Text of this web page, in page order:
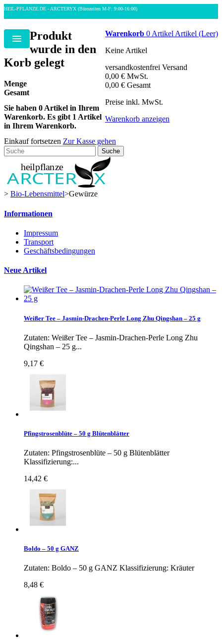
HEIL-PFLANZE.DE - ARCTERYX (Bürozeiten M-F: 9:00-16:00)
Menu
Warenkorb 0 Artikel Artikel (Leer)
Keine Artikel
versandkostenfrei Versand
0,00 € MwSt.
0,00 € Gesamt
Preise inkl. MwSt.
Warenkorb anzeigen
Produkt
wurde in den
Korb gelegt
Menge
Gesamt
Sie haben 0 Artikel in Ihrem
Warenkorb. Es gibt 1 Artikel
in Ihrem Warenkorb.
Einkauf fortsetzen Zur Kasse gehen
Suche
> Bio-Lebensmittel>Gewürze
Informationen
Impressum
Transport
Geschäftsbedingungen
Neue Artikel
Weißer Tee – Jasmin-Drachen-Perle Long Zhu Qingshan – 25 g
Zutaten: Weißer Tee – Jasmin-Drachen-Perle Long Zhu
Qingshan – 25 g...
9,17 €
Pfingstrosenblüte – 50 g Blütenblätter
Zutaten: Pfingstrosenblüte – 50 g Blütenblätter
Klassifizierung:...
14,42 €
Boldo – 50 g GANZ
Zutaten: Boldo – 50 g GANZ Klassifizierung: Kräuter
8,48 €